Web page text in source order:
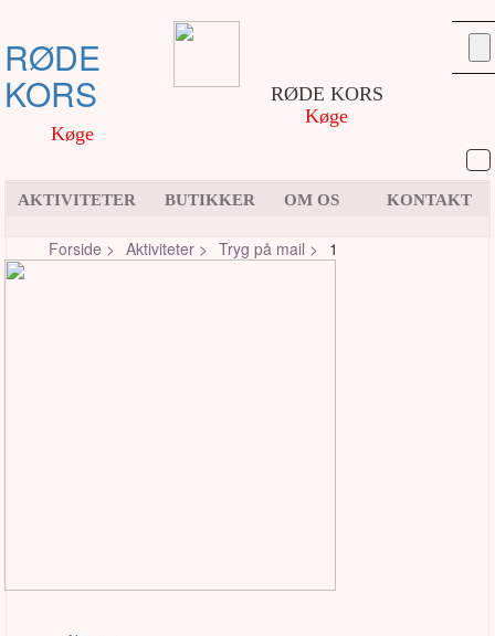
RØDE
KORS
Køge
RØDE KORS
Køge
AKTIVITETER BUTIKKER OM OS KONTAKT
Forside > Aktiviteter > Tryg på mail > 1